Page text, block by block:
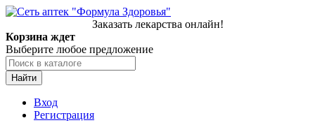
Заказать лекарства онлайн!
Корзина ждет
Выберите любое предложение
Найти
Вход
Регистрация